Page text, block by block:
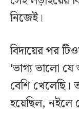
নিজেই।
বিদায়ের পর
‘ভাগ্য ভালো
বেশি
হয়েছিল, নইলে